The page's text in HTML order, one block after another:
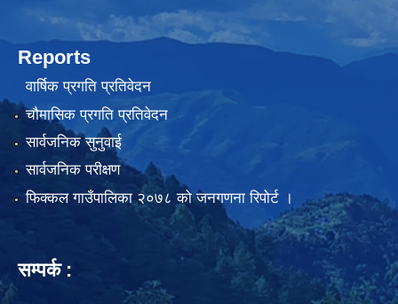
Reports
वार्षिक प्रगति प्रतिवेदन
चौमासिक प्रगति प्रतिवेदन
सार्वजनिक सुनुवाई
सार्वजनिक परीक्षण
फिक्कल गाउँपालिका २०७८ को जनगणना रिपोर्ट ।
सम्पर्क :